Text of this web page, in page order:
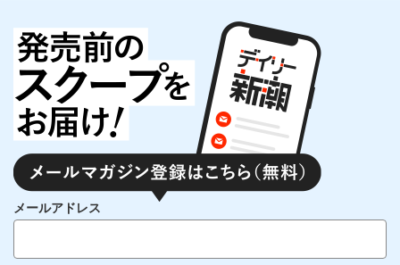
メールアドレス